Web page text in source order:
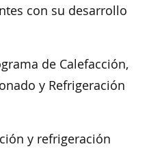
con su desarrollo
de Calefacción,
y Refrigeración
y refrigeración